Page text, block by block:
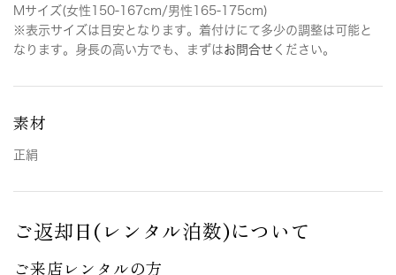
Mサイズ(女性150-167cm/男性165-175cm)
※表示サイズは目安となります。着付けにて多少の調整は可能と
なります。身長の高い方でも、まずはお問合せ ください。
素材
正絹
ご返却日(レンタル泊数)について
ご来店レンタルの方